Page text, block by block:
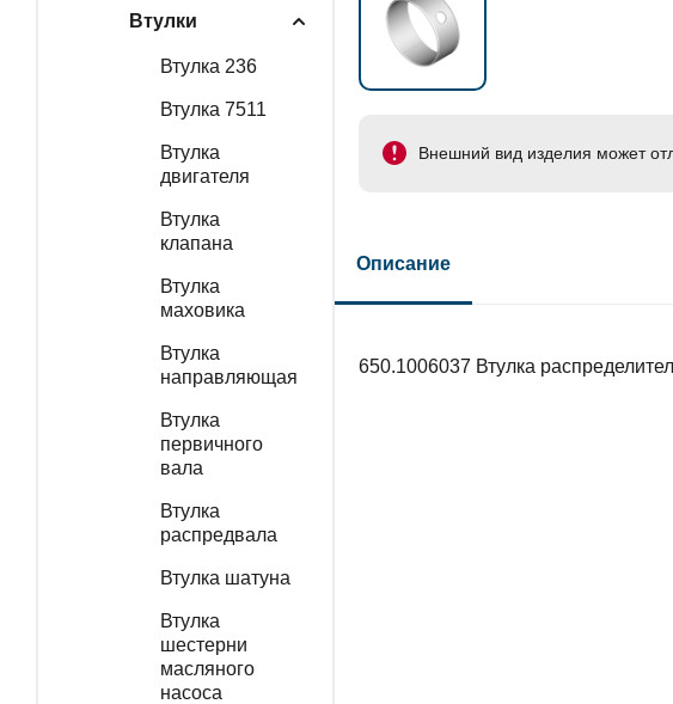
Втулки
Втулка 236
Втулка 7511
Втулка
двигателя
Втулка
клапана
Втулка
маховика
Втулка
направляющая
Втулка
первичного
вала
Втулка
распредвала
Втулка шатуна
Втулка
шестерни
масляного
насоса
Внешний вид изделия может
Описание
650.1006037 Втулка